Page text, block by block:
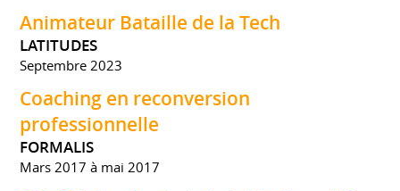
Animateur Bataille de la Tech
LATITUDES
Septembre 2023
Coaching en reconversion
professionnelle
FORMALIS
Mars 2017 à mai 2017